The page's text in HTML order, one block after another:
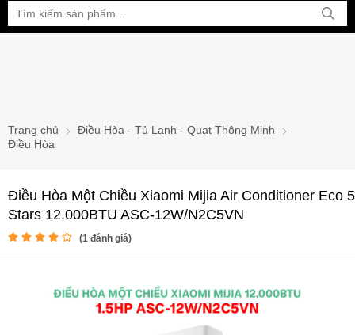
Bạn đang xem tại:
Trang chủ
Điều Hòa - Tủ Lạnh - Quạt Thông Minh
Điều Hòa
Điều Hòa Một Chiều Xiaomi Mijia Air Conditioner Eco 5
Stars 12.000BTU ASC-12W/N2C5VN
(1 đánh giá)